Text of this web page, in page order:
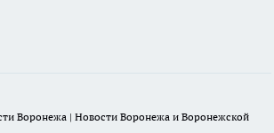
Воронежа | Новости Воронежа и Воронежской